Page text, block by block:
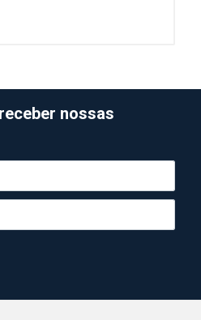
nossas